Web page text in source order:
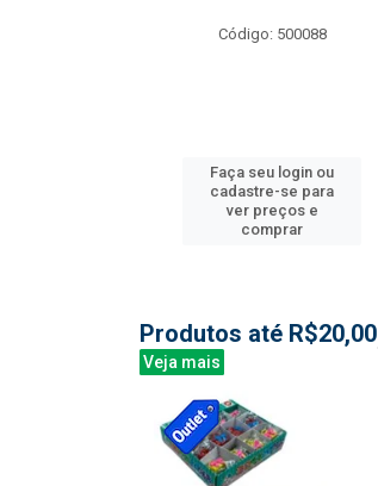
Código: 500088
Faça seu login ou
cadastre-se para
ver preços e
comprar
Produtos até R$20,00
Veja mais